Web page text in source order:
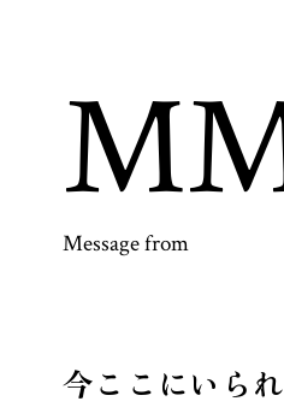
Message from
今ここにいら